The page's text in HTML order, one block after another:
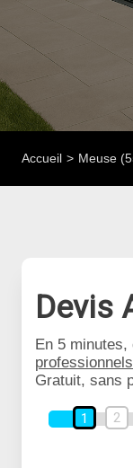
Accueil Meuse
Devis
En 5 minutes,
professionnels
Gratuit, sans
1 2